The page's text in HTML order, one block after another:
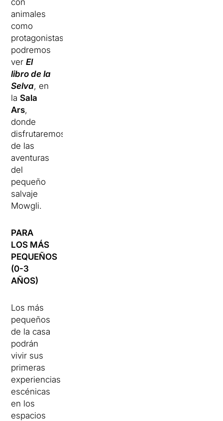
con
animales
como
protagonistas
podremos
verEl
libro de la
Selva, en
laSala
Ars,
donde
disfrutaremos
de las
aventuras
del
pequeño
salvaje
Mowgli.
PARA
LOS MÁS
PEQUEÑOS
(0-3
AÑOS)
Los más
pequeños
de la casa
podrán
vivir sus
primeras
experiencias
escénicas
en los
espacios